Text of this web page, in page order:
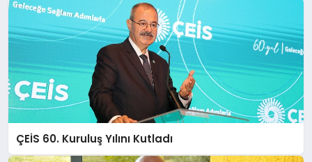
ÇEİS 60. Kuruluş Yılını Kutladı